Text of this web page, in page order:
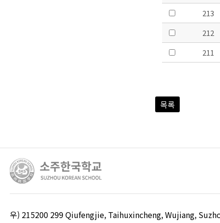
213
212
211
목록
우) 215200 299 Qiufengjie, Taihuxincheng, Wujiang,